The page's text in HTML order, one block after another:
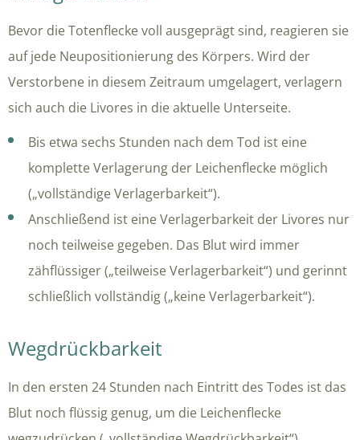
Bevor die Totenflecke voll ausgeprägt sind, reagieren sie
auf jede Neupositionierung des Körpers. Wird der
Verstorbene in diesem Zeitraum umgelagert, verlagern
sich auch die Livores in die aktuelle Unterseite.
Bis etwa sechs Stunden nach dem Tod ist eine
komplette Verlagerung der Leichenflecke möglich
(„vollständige Verlagerbarkeit“).
Anschließend ist eine Verlagerbarkeit der Livores nur
noch teilweise gegeben. Das Blut wird immer
zähflüssiger („teilweise Verlagerbarkeit“) und gerinnt
schließlich vollständig („keine Verlagerbarkeit“).
Wegdrückbarkeit
In den ersten 24 Stunden nach Eintritt des Todes ist das
Blut noch flüssig genug, um die Leichenflecke